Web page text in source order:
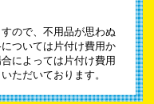
ので、不用品が思わぬ
ついては片付け費用か
によっては片付け費用
ただいております。